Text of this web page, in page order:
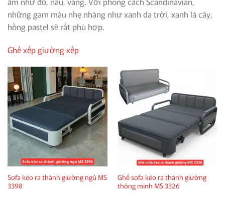
những gam màu nhẹ nhàng như xanh da trời, xanh lá cây,
hồng pastel sẽ rất phù hợp.
Ghế xếp giường xếp
Sofa kéo ra thành giường ngủ MS
3398
Ghế sofa kéo ra thành giường
thông minh MS 3326